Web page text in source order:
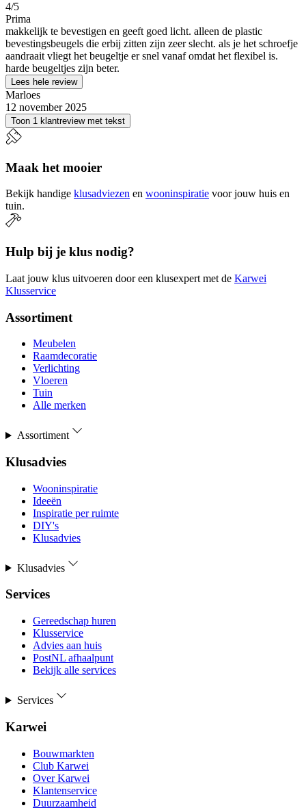
4/5
Prima
makkelijk te bevestigen en geeft goed licht. alleen de plastic
bevestingsbeugels die erbij zitten zijn zeer slecht. als je het schroefje
aandraait vliegt het beugeltje er snel vanaf omdat het flexibel is.
harde beugeltjes zijn beter.
Lees hele review
Marloes
12 november 2025
Toon 1 klantreview met tekst
Maak het mooier
Bekijk handige klusadviezen en wooninspiratie voor jouw huis en
tuin.
Hulp bij je klus nodig?
Laat jouw klus uitvoeren door een klusexpert met de Karwei
Klusservice
Assortiment
Meubelen
Raamdecoratie
Verlichting
Vloeren
Tuin
Alle merken
Assortiment
Klusadvies
Wooninspiratie
Ideeën
Inspiratie per ruimte
DIY's
Klusadvies
Klusadvies
Services
Gereedschap huren
Klusservice
Advies aan huis
PostNL afhaalpunt
Bekijk alle services
Services
Karwei
Bouwmarkten
Club Karwei
Over Karwei
Klantenservice
Duurzaamheid